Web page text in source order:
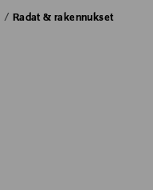
Radat & rakennukset